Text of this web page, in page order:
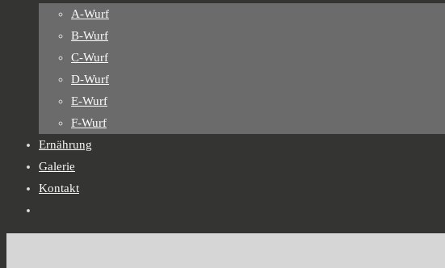
A-Wurf
B-Wurf
C-Wurf
D-Wurf
E-Wurf
F-Wurf
Ernährung
Galerie
Kontakt